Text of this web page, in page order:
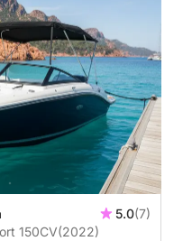
5.0(7)
Barca a motore Sea Ray 190 Sport 150CV(2022)